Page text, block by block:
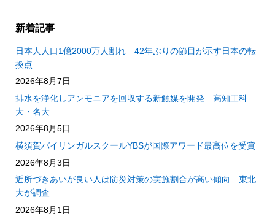
新着記事
日本人人口1億2000万人割れ 42年ぶりの節目が示す日本の転
換点
2026年8月7日
排水を浄化しアンモニアを回収する新触媒を開発 高知工科
大・名大
2026年8月5日
横須賀バイリンガルスクールYBSが国際アワード最高位を受賞
2026年8月3日
近所づきあいが良い人は防災対策の実施割合が高い傾向 東北
大が調査
2026年8月1日